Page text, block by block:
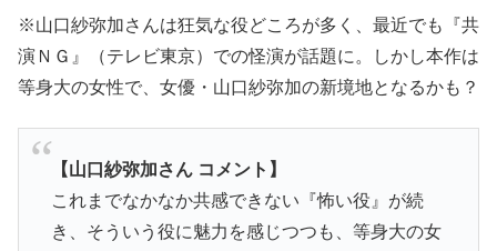
※山口紗弥加さんは狂気な役どころが多く、最近でも『共
演ＮＧ』（テレビ東京）での怪演が話題に。しかし本作は
等身大の女性で、女優・山口紗弥加の新境地となるかも？
【山口紗弥加さん コメント】
これまでなかなか共感できない『怖い役』が続
き、そういう役に魅力を感じつつも、等身大の女